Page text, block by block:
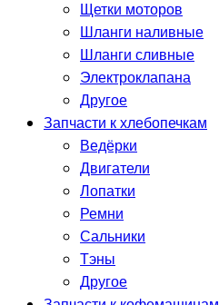
Щетки моторов
Шланги наливные
Шланги сливные
Электроклапана
Другое
Запчасти к хлебопечкам
Ведёрки
Двигатели
Лопатки
Ремни
Сальники
Тэны
Другое